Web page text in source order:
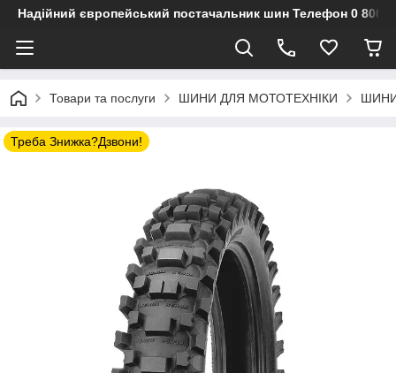
Надійний європейський постачальник шин Телефон 0 800
Товари та послуги ШИНИ ДЛЯ МОТОТЕХНІКИ
Треба Знижка?Дзвони!